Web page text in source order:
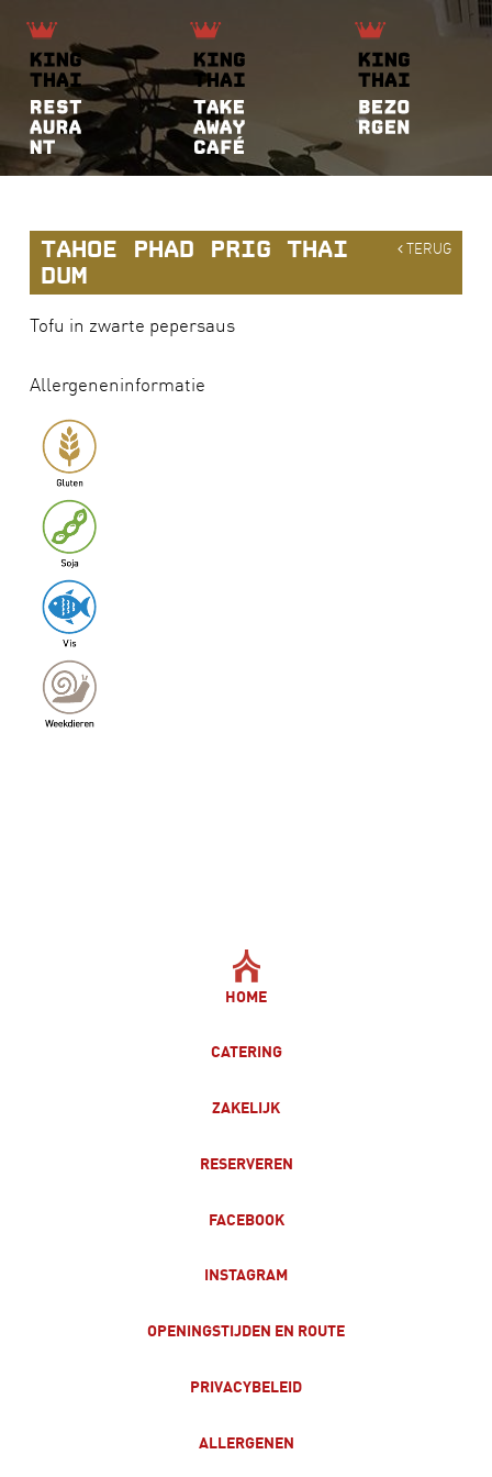
TERUG
TAHOE PHAD PRIG THAI
DUM
Tofu in zwarte pepersaus
Allergeneninformatie
HOME
CATERING
ZAKELIJK
RESERVEREN
FACEBOOK
INSTAGRAM
OPENINGSTIJDEN EN ROUTE
PRIVACYBELEID
ALLERGENEN